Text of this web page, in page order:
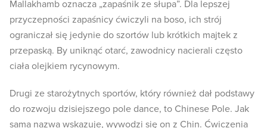
Mallakhamb oznacza „zapaśnik ze słupa”. Dla lepszej
przyczepności zapaśnicy ćwiczyli na boso, ich strój
ograniczał się jedynie do szortów lub krótkich majtek z
przepaską. By uniknąć otarć, zawodnicy nacierali często
ciała olejkiem rycynowym.
Drugi ze starożytnych sportów, który również dał podstawy
do rozwoju dzisiejszego pole dance, to Chinese Pole. Jak
sama nazwa wskazuje, wywodzi się on z Chin. Ćwiczenia